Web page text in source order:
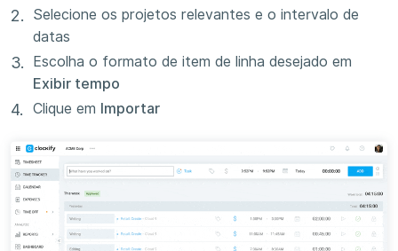
Selecione os projetos relevantes e o intervalo de
datas
Escolha o formato de item de linha desejado em
Exibir tempo
Clique em Importar